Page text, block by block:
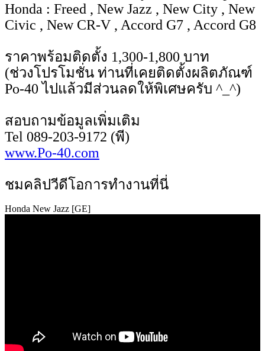
Honda : Freed , New Jazz , New City , New
Civic , New CR-V , Accord G7 , Accord G8
ราคาพร้อมติดตั้ง 1,300-1,800 บาท
(ช่วงโปรโมชั่น ท่านที่เคยติดตั้งผลิตภัณฑ์
Po-40 ไปแล้วมีส่วนลดให้พิเศษครับ ^_^)
สอบถามข้อมูลเพิ่มเติม
Tel 089-203-9172 (พี)
www.Po-40.com
ชมคลิปวีดีโอการทำงานที่นี่
Honda New Jazz [GE]